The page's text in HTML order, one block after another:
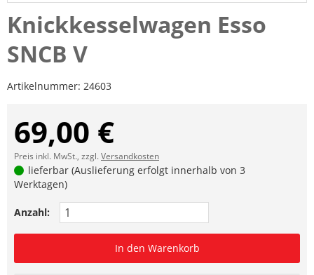
Knickkesselwagen Esso
SNCB V
Artikelnummer: 24603
69,00 €
Preis inkl. MwSt., zzgl.Versandkosten
lieferbar (Auslieferung erfolgt innerhalb von 3
Werktagen)
Anzahl:
In den Warenkorb